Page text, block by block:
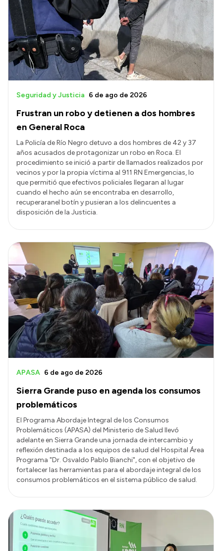
Frustran un robo y detienen a dos hombres
en General Roca
Seguridad y Justicia 6 de ago de 2026
La Policía de Río Negro detuvo a dos hombres de 42 y 37
años acusados de protagonizar un robo en Roca. El
procedimiento se inició a partir de llamados realizados por
vecinos y por la propia víctima al 911 RN Emergencias, lo
que permitió que efectivos policiales llegaran al lugar
cuando el hecho aún se encontraba en desarrollo,
recuperaranel botín y pusieran a los delincuentes a
disposición de la Justicia.
Sierra Grande puso en agenda los consumos
problemáticos
APASA 6 de ago de 2026
El Programa Abordaje Integral de los Consumos
Problemáticos (APASA) del Ministerio de Salud llevó
adelante en Sierra Grande una jornada de intercambio y
reflexión destinada a los equipos de salud del Hospital Área
Programa "Dr. Osvaldo Pablo Bianchi", con el objetivo de
fortalecer las herramientas para el abordaje integral de los
consumos problemáticos en el sistema público de salud.